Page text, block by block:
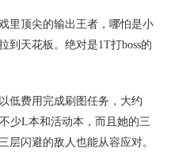
里顶尖的输出王者，哪怕是小
到天花板。绝对是1T打boss的
低费用完成刷图任务，大约
少L本和活动本，而且她的三
层闪避的敌人也能从容应对。